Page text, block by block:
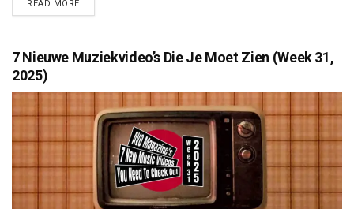
READ MOREDETAILS
7 Nieuwe Muziekvideo’s Die Je Moet Zien (Week 31,
2025)